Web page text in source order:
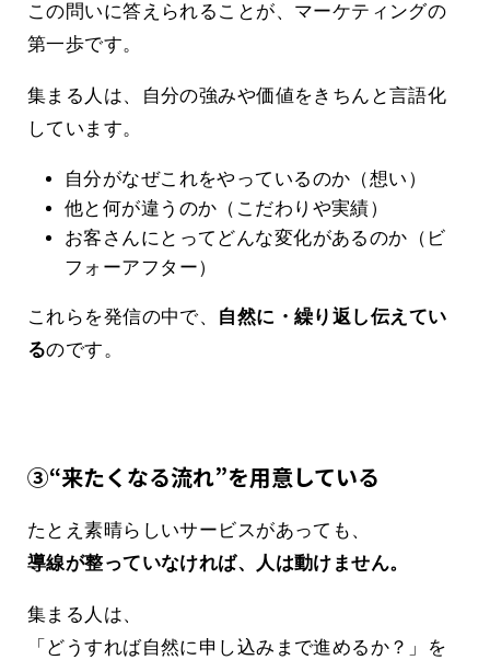
この問いに答えられることが、マーケティングの
第一歩です。
集まる人は、自分の強みや価値をきちんと言語化
しています。
自分がなぜこれをやっているのか（想い）
他と何が違うのか（こだわりや実績）
お客さんにとってどんな変化があるのか（ビ
フォーアフター）
これらを発信の中で、 自然に・繰り返し伝えてい
るのです。
③“来たくなる流れ”を用意している
たとえ素晴らしいサービスがあっても、
導線が整っていなければ、人は動けません。
集まる人は、
「どうすれば自然に申し込みまで進めるか？」を